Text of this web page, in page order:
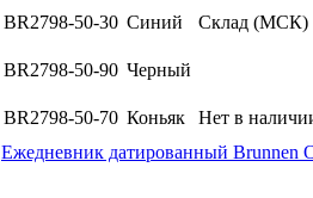
BR2798-50-30 Синий Склад (МСК)
BR2798-50-90 Черный
BR2798-50-70 Коньяк
Нет в
Ежедневник датированный